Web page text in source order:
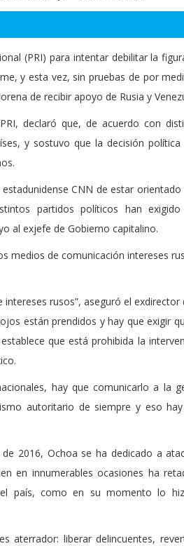
(PRI) para intentar debilitar la
y esta vez, sin pruebas de por
de recibir apoyo de Rusia y
declaró que, de acuerdo con
y sostuvo que la decisión política
CNN de estar orientado
partidos políticos han exigido
al exjefe de Gobierno capitalino.
medios de comunicación intereses
rusos”, aseguró el exdirector
están prendidos y hay que exigir
que está prohibida la
hay que comunicarlo a la
autoritario de siempre y eso
2016, Ochoa se ha dedicado a
en innumerables ocasiones ha
país, como en su momento lo
aterrador: liberar delincuentes,